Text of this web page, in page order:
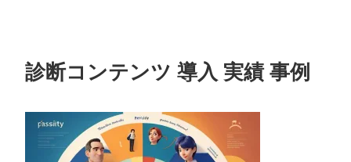
診断コンテンツ 導入 実績 事例